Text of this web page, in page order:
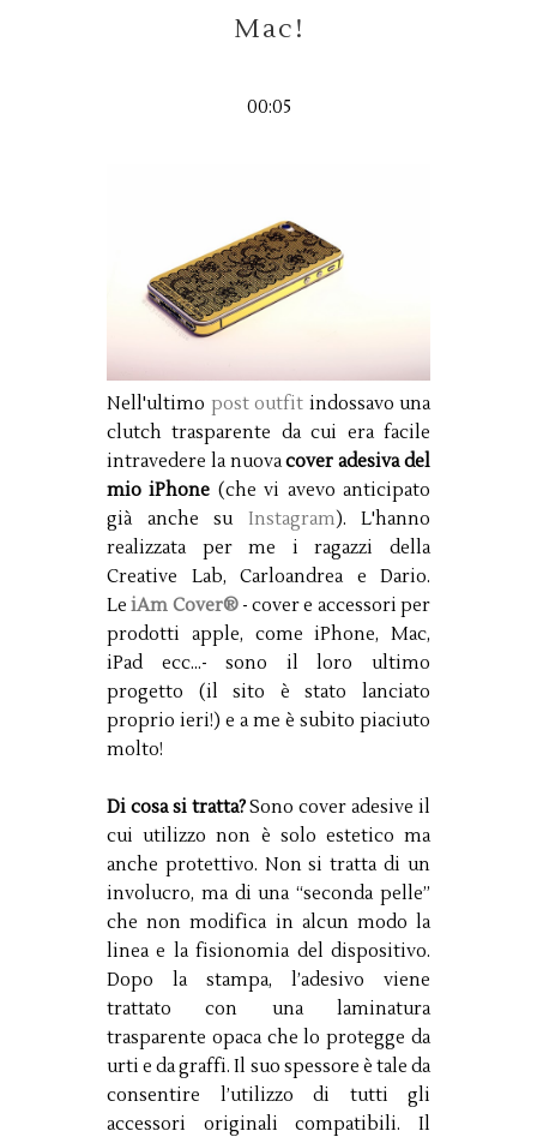
Mac!
00:05
Nell'ultimo post outfit indossavo una
clutch trasparente da cui era facile
intravedere la nuovacover adesiva del
mio iPhone (che vi avevo anticipato
già anche su Instagram). L'hanno
realizzata per me i ragazzi della
Creative Lab, Carloandrea e Dario.
Le iAm Cover®- cover e accessori per
prodotti apple, come iPhone, Mac,
iPad ecc…- sono il loro ultimo
progetto (il sito è stato lanciato
proprio ieri!) e a me è subito piaciuto
molto!
Di cosa si tratta?Sono cover adesive il
cui utilizzo non è solo estetico ma
anche protettivo. Non si tratta di un
involucro, ma di una “seconda pelle”
che non modifica in alcun modo la
linea e la fisionomia del dispositivo.
Dopo la stampa, l’adesivo viene
trattato con una laminatura
trasparente opaca che lo protegge da
urti e da graffi. Il suo spessore è tale da
consentire l’utilizzo di tutti gli
accessori originali compatibili. Il